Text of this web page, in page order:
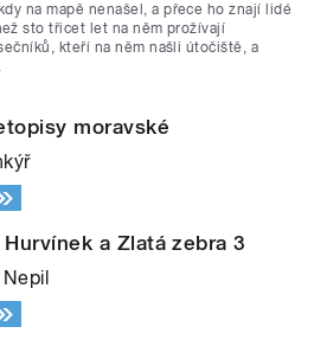
na mapě nenašel, a přece ho znají lidé
sto třicet let na něm prožívají
kteří na něm našli útočiště, a
moravské
a Zlatá zebra 3